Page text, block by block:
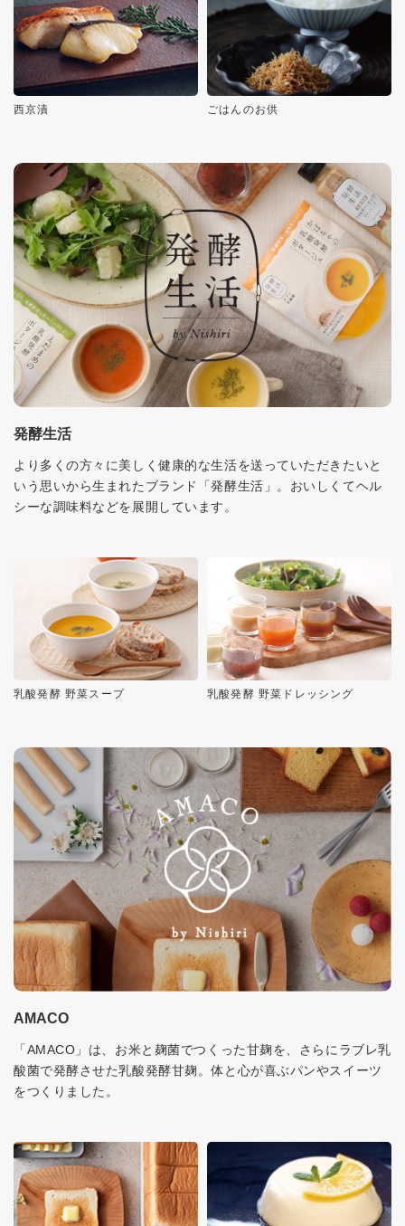
西京漬 ごはんのお供
発酵生活
より多くの方々に美しく健康的な生活を送っていただきたいと
いう思いから生まれたブランド「発酵生活」。おいしくてヘル
シーな調味料などを展開しています。
乳酸発酵 野菜スープ 乳酸発酵 野菜ドレッシング
AMACO
「AMACO」は、お米と麹菌でつくった甘麹を、さらにラブレ乳
酸菌で発酵させた乳酸発酵甘麹。体と心が喜ぶパンやスイーツ
をつくりました。